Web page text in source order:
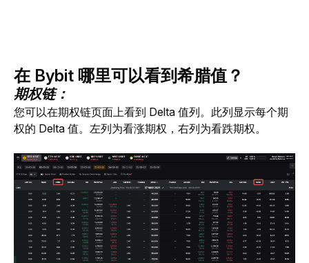
在 Bybit 哪里可以看到希腊值？
期权链：
您可以在期权链页面上看到 Delta 值列。此列显示每个期
权的 Delta 值。左列为看涨期权，右列为看跌期权。